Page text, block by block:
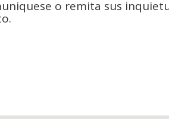
o remita sus